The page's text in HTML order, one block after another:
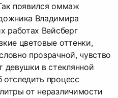
появился оммаж
Владимира
работах Вейсберг
цветовые оттенки,
прозрачной, чувство
девушки в стеклянной
процесс
от неразличимости